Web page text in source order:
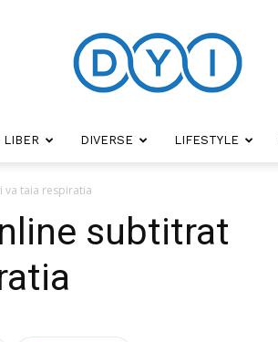
LIBER DIVERSE LIFESTYLE
va taia respiratia
subtitrat